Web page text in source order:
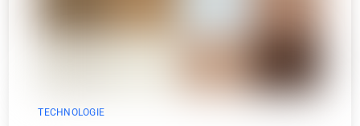
TECHNOLOGIE